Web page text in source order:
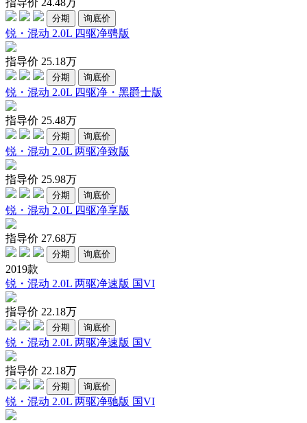
指导价 24.48万
分期 询底价
锐・混动 2.0L 四驱净骋版
指导价 25.18万
分期 询底价
锐・混动 2.0L 四驱净・黑爵士版
指导价 25.48万
分期 询底价
锐・混动 2.0L 两驱净致版
指导价 25.98万
分期 询底价
锐・混动 2.0L 四驱净享版
指导价 27.68万
分期 询底价
2019款
锐・混动 2.0L 两驱净速版 国VI
指导价 22.18万
分期 询底价
锐・混动 2.0L 两驱净速版 国V
指导价 22.18万
分期 询底价
锐・混动 2.0L 两驱净驰版 国VI